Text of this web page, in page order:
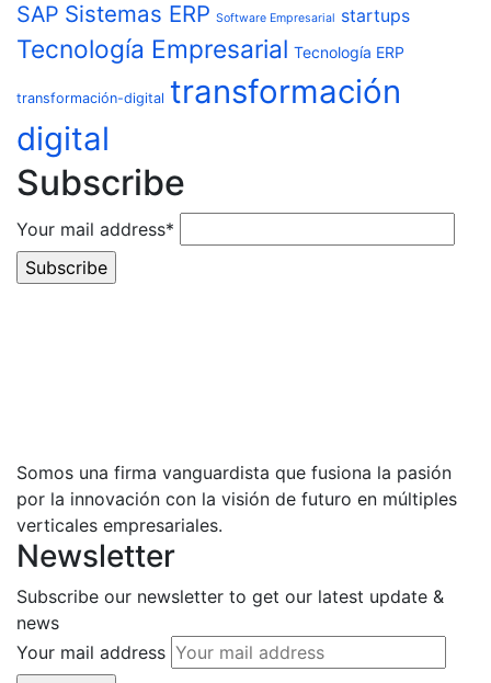
SAP Sistemas ERP Software Empresarial startups
Tecnología Empresarial Tecnología ERP
transformación-digital transformación
digital
Subscribe
Your mail address*
Somos una firma vanguardista que fusiona la pasión
por la innovación con la visión de futuro en múltiples
verticales empresariales.
Newsletter
Subscribe our newsletter to get our latest update &
news
Your mail address